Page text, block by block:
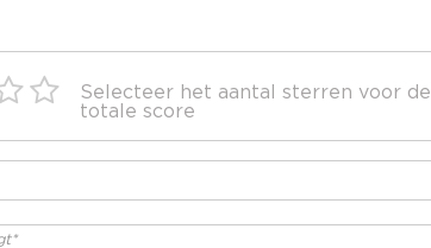
Selecteer het aantal sterren voor de
totale score